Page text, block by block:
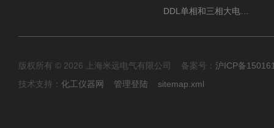
版权所有 © 2026 上海米远电气有限公司 备案号： 沪ICP备
技术支持： 化工仪器网 管理登陆 sitemap.xml